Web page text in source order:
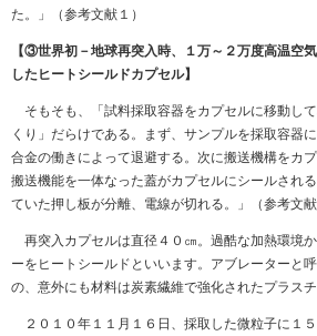
た。」（参考文献１）
【③世界初－地球再突入時、１万～２万度高温空
したヒートシールドカプセル】
そもそも、「試料採取容器をカプセルに移動し
くり」だらけである。まず、サンプルを採取容器
合金の働きによって退避する。次に搬送機構をカ
搬送機能を一体なった蓋がカプセルにシールされ
ていた押し板が分離、電線が切れる。」（参考文献
再突入カプセルは直径４０㎝。過酷な加熱環境
ーをヒートシールドといいます。アブレーターと
の、意外にも材料は炭素繊維で強化されたプラス
２０１０年１１月１６日、採取した微粒子に１